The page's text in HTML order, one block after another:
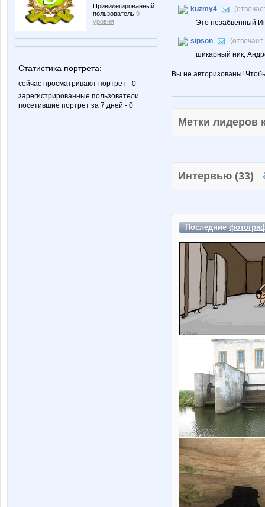
Привилегированный
пользователь 9
уровня
Статистика портрета:
сейчас просматривают портрет - 0
зарегистрированные пользователи
посетившие портрет за 7 дней - 0
kuzmy4
Это незабвенный
sipson
шикарный ник,
Вы не авторизованы!
Метки
Интервью (33)
Последние